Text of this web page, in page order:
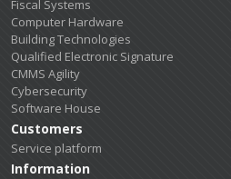
Fiscal Systems
Computer Hardware
Building Technologies
Qualified Electronic Signature
CMMS Agility
Cybersecurity
Software House
Customers
Service platform
Information